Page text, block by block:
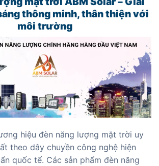
thông minh, thân thiện với
môi trường
hiệu đèn năng lượng mặt trời uy
theo dây chuyền công nghệ hiện
quốc tế. Các sản phẩm đèn năng